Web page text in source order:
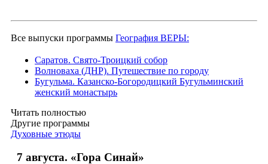
Все выпуски программы География ВЕРЫ:
Саратов. Свято-Троицкий собор
Волноваха (ДНР). Путешествие по городу
Бугульма. Казанско-Богородицкий Бугульминский
женский монастырь
Читать полностью
Другие программы
Духовные этюды
7 августа. «Гора Синай»